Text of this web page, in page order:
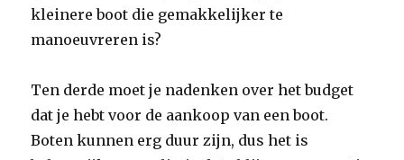
kleinere boot die gemakkelijker te
manoeuvreren is?
Ten derde moet je nadenken over het budget
dat je hebt voor de aankoop van een boot.
Boten kunnen erg duur zijn, dus het is